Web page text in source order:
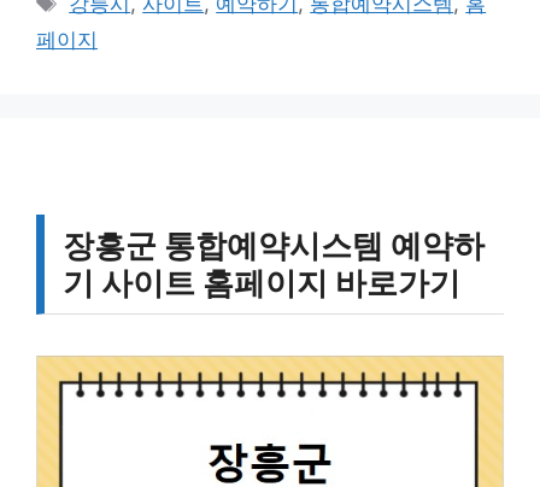
리
그
페이지
장흥군 통합예약시스템 예약하
기 사이트 홈페이지 바로가기